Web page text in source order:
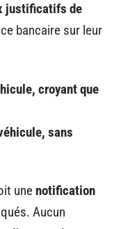
justificatifs de
bancaire sur leur
croyant que
sans
une notification
Aucun